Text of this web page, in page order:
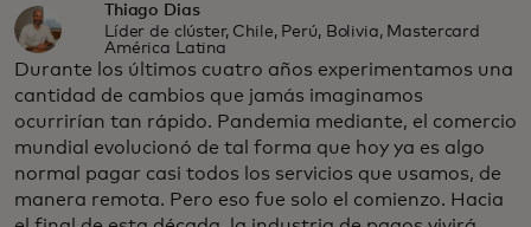
Thiago Dias
Líder de clúster, Chile, Perú, Bolivia, Mastercard
América Latina
Durante los últimos cuatro años experimentamos una
cantidad de cambios que jamás imaginamos
ocurrirían tan rápido. Pandemia mediante, el comercio
mundial evolucionó de tal forma que hoy ya es algo
normal pagar casi todos los servicios que usamos, de
manera remota. Pero eso fue solo el comienzo. Hacia